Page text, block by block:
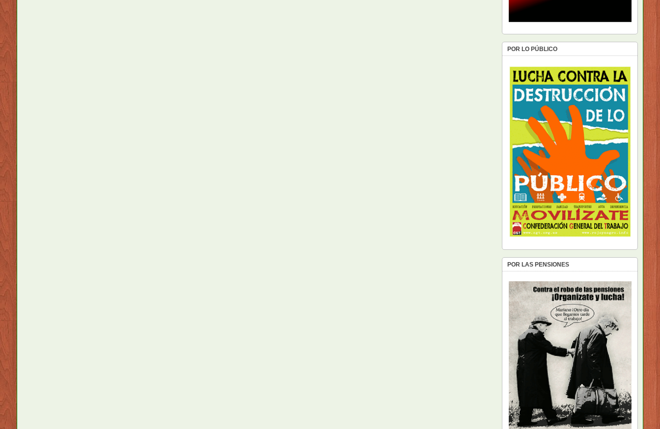
POR LO PÚBLICO
POR LAS PENSIONES